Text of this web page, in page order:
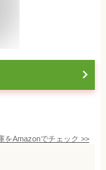
をAmazonでチェック >>